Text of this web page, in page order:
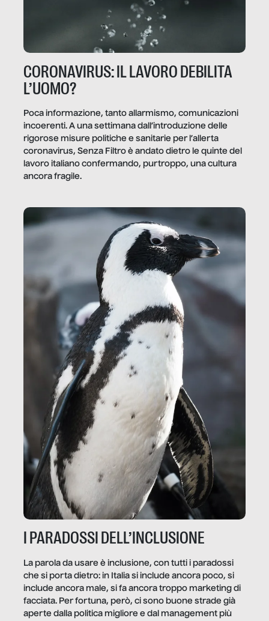
CORONAVIRUS: IL LAVORO DEBILITA
L’UOMO?
Poca informazione, tanto allarmismo, comunicazioni
incoerenti. A una settimana dall’introduzione delle
rigorose misure politiche e sanitarie per l’allerta
coronavirus, Senza Filtro è andato dietro le quinte del
lavoro italiano confermando, purtroppo, una cultura
ancora fragile.
I PARADOSSI DELL’INCLUSIONE
La parola da usare è inclusione, con tutti i paradossi
che si porta dietro: in Italia si include ancora poco, si
include ancora male, si fa ancora troppo marketing di
facciata. Per fortuna, però, ci sono buone strade già
aperte dalla politica migliore e dal management più